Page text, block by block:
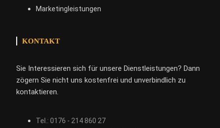
Marketingleistungen
KONTAKT
Sie Interessieren sich für unsere Dienstleistungen? Dann
zögern Sie nicht uns kostenfrei und unverbindlich zu
kontaktieren.
Tel.: 0176 - 214 860 27